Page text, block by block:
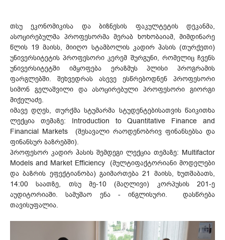
თსუ ეკონომიკისა და ბიზნესის ფაკულტეტის დეკანმა,
ასოცირებულმა პროფესორმა მერაბ ხოხობაიამ, მიმდინარე
წლის 19 მაისს, მიიღო სტამბოლის კადირ ჰასის (თურქეთი)
უნივერსიტეტის პროფესორი კერემ შურგუნი, რომელიც ჩვენს
უნივერსიტეტში იმყოფება ერაზმუს პლისი პროგრამის
ფარგლებში. შეხვედრას ასევე ესწრებოდნენ პროფესორი
სიმონ გელაშვილი და ასოცირებული პროფესორი გიორგი
მიქელაძე.
იმავე დღეს, თურქმა სტუმარმა სტუდენტებისათვის წაიკითხა
ლექცია თემაზე: Introduction to Quantitative Finance and
Financial Markets (შესავალი რაოდენობრივ ფინანსებსა და
ფინანსურ ბაზრებში).
პროფესორ კადირ ჰასის შემდეგი ლექცია თემაზე: Multifactor
Models and Market Efficiency (მულტიფაქტორიანი მოდელები
და ბაზრის ეფექტიანობა) გაიმართება 21 მაისს, ხუთშაბათს,
14:00 საათზე, თსუ მე-10 (მაღლივი) კორპუსის 201-ე
აუდიტორიაში. სამუშაო ენა - ინგლისური. დასწრება
თავისუფალია.